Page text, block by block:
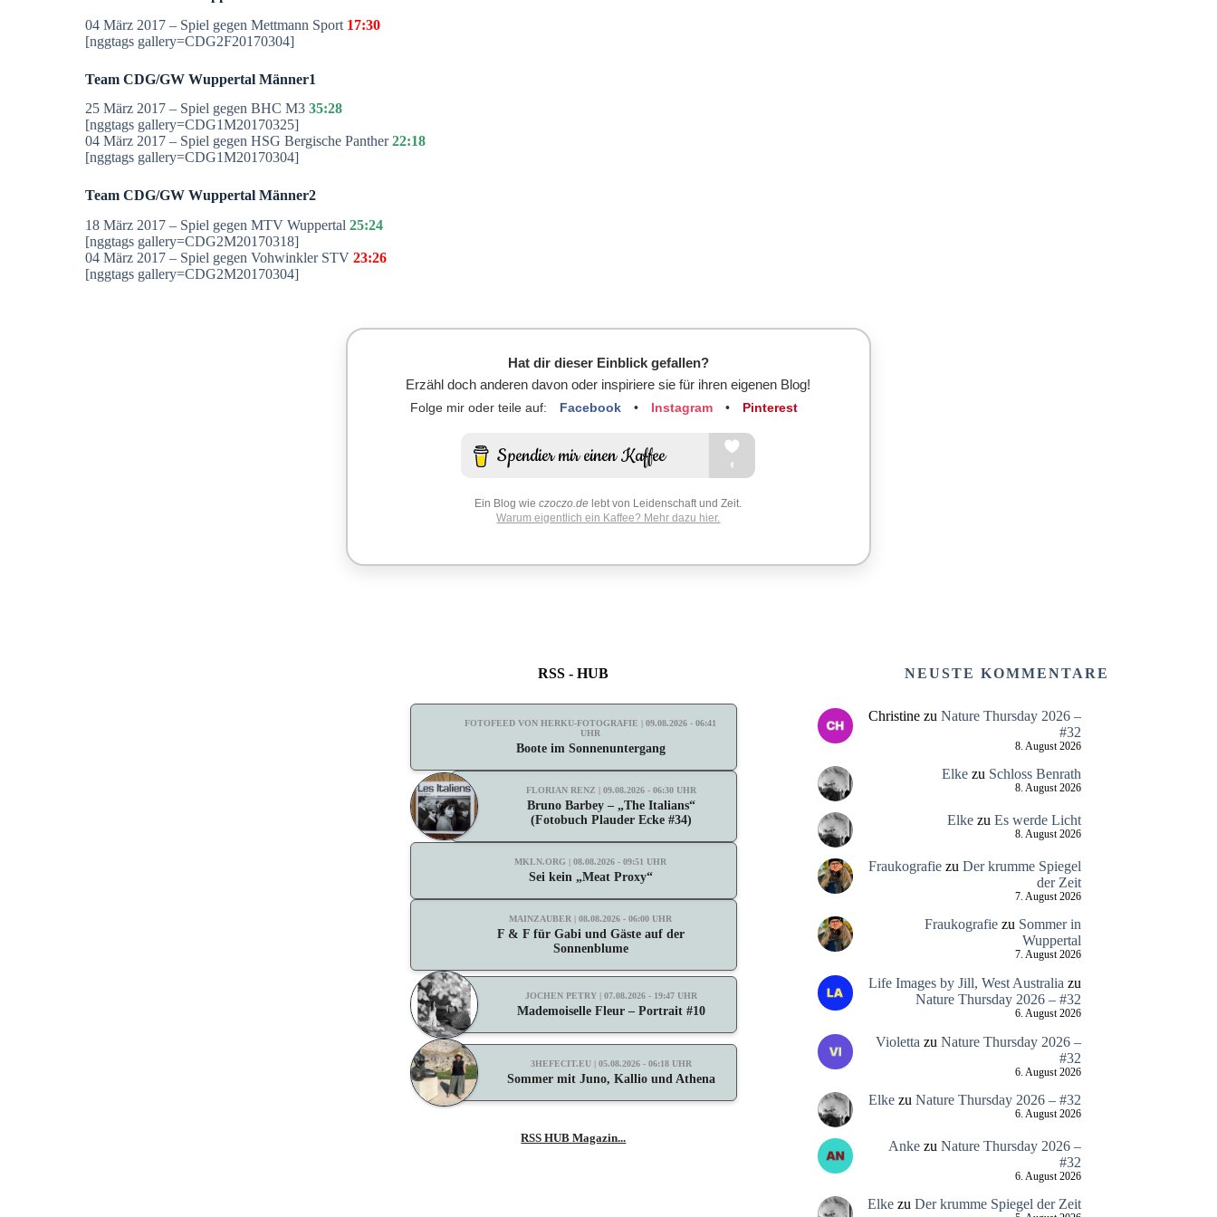
04 März 2017 – Spiel gegen Mettmann Sport 17:30
[nggtags gallery=CDG2F20170304]
Team CDG/GW Wuppertal Männer1
25 März 2017 – Spiel gegen BHC M3 35:28
[nggtags gallery=CDG1M20170325]
04 März 2017 – Spiel gegen HSG Bergische Panther22:18
[nggtags gallery=CDG1M20170304]
Team CDG/GW Wuppertal Männer2
18 März 2017 – Spiel gegen MTV Wuppertal 25:24
[nggtags gallery=CDG2M20170318]
04 März 2017 – Spiel gegen Vohwinkler STV23:26
[nggtags gallery=CDG2M20170304]
Hat dir dieser Einblick gefallen?
Erzähl doch anderen davon oder inspiriere sie für ihren eigenen Blog!
Folge mir oder teile auf: Facebook • Instagram • Pinterest
Ein Blog wieczoczo.de lebt von Leidenschaft und Zeit.
Warum eigentlich ein Kaffee? Mehr dazu hier.
RSS - HUB
FOTOFEED VON HERKU-FOTOGRAFIE | 09.08.2026 - 06:41
UHR
Boote im Sonnenuntergang
FLORIAN RENZ | 09.08.2026 - 06:30 UHR
Bruno Barbey – „The Italians“
(Fotobuch Plauder Ecke #34)
MKLN.ORG | 08.08.2026 - 09:51 UHR
Sei kein „Meat Proxy“
MAINZAUBER | 08.08.2026 - 06:00 UHR
F & F für Gabi und Gäste auf der
Sonnenblume
JOCHEN PETRY | 07.08.2026 - 19:47 UHR
Mademoiselle Fleur – Portrait #10
3HEFECIT.EU | 05.08.2026 - 06:18 UHR
Sommer mit Juno, Kallio und Athena
RSS HUB Magazin...
NEUSTE KOMMENTARE
Christinezu Nature Thursday 2026 –
#32
8. August 2026
Elkezu Schloss Benrath
8. August 2026
Elkezu Es werde Licht
8. August 2026
Fraukografiezu Der krumme Spiegel
der Zeit
7. August 2026
Fraukografiezu Sommer in
Wuppertal
7. August 2026
Life Images by Jill, West Australia zu
Nature Thursday 2026 – #32
6. August 2026
Violetta zu Nature Thursday 2026 –
#32
6. August 2026
Elkezu Nature Thursday 2026 – #32
6. August 2026
Ankezu Nature Thursday 2026 –
#32
6. August 2026
Elkezu Der krumme Spiegel der Zeit